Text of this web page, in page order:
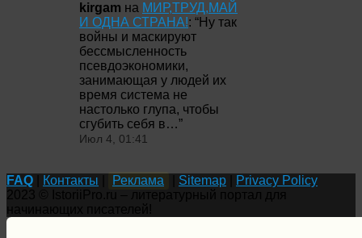
kirgam на МИР,ТРУД,МАЙ
И ОДНА СТРАНА!: “Ну так
войны и маскируют
бессмысленность
псевдоэкономики,
занимающая у людей их
время система не
настолько глупа, чтобы
сгубить себя в…”
Июл 4, 01:41
FAQ Контакты Реклама Sitemap
Privacy Policy